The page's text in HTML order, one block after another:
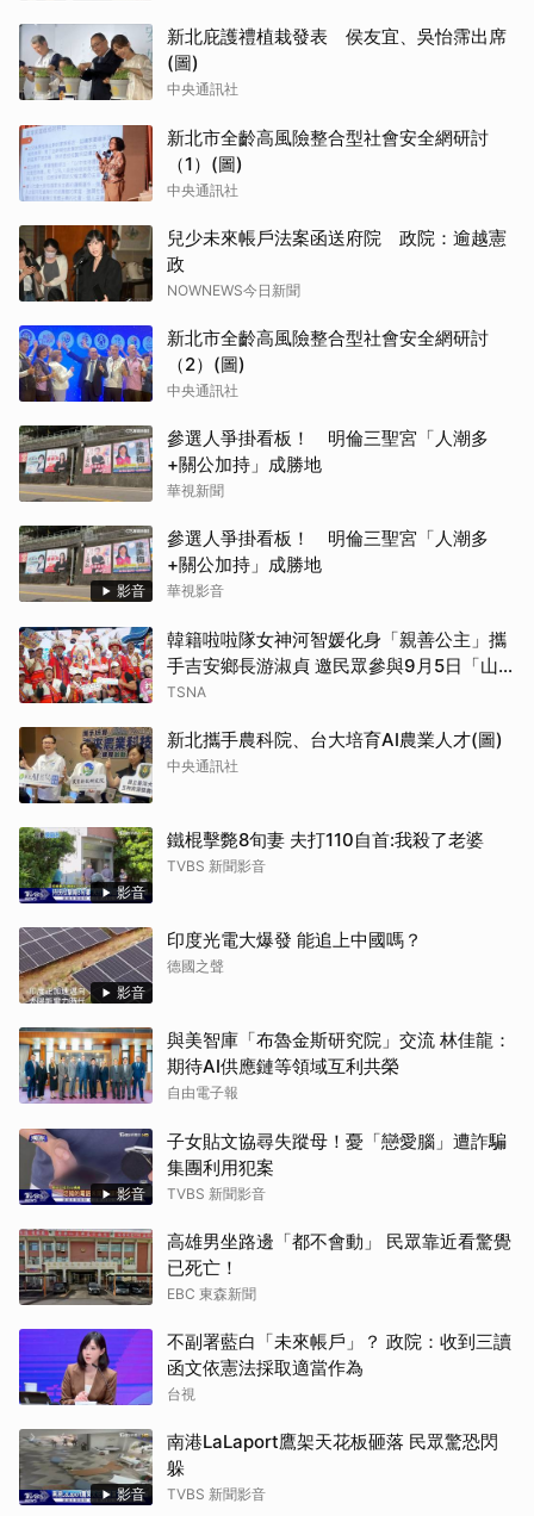
新北庇護禮植栽發表 侯友宜、吳怡霈出席
(圖)
中央通訊社
新北市全齡高風險整合型社會安全網研討
（1）(圖)
中央通訊社
兒少未來帳戶法案函送府院 政院：逾越憲
政
NOWNEWS今日新聞
新北市全齡高風險整合型社會安全網研討
（2）(圖)
中央通訊社
參選人爭掛看板！ 明倫三聖宮「人潮多
+關公加持」成勝地
華視新聞
影音
參選人爭掛看板！ 明倫三聖宮「人潮多
+關公加持」成勝地
華視影音
韓籍啦啦隊女神河智媛化身「親善公主」攜
手吉安鄉長游淑貞 邀民眾參與9月5日「山
海共鳴‧族音流轉」原住民族聯合豐年節
TSNA
新北攜手農科院、台大培育AI農業人才(圖)
中央通訊社
影音
鐵棍擊斃8旬妻 夫打110自首:我殺了老婆
TVBS 新聞影音
影音
印度光電大爆發 能追上中國嗎？
德國之聲
與美智庫「布魯金斯研究院」交流 林佳龍：
期待AI供應鏈等領域互利共榮
自由電子報
影音
子女貼文協尋失蹤母！憂「戀愛腦」遭詐騙
集團利用犯案
TVBS 新聞影音
高雄男坐路邊「都不會動」 民眾靠近看驚覺
已死亡！
EBC 東森新聞
不副署藍白「未來帳戶」？ 政院：收到三讀
函文依憲法採取適當作為
台視
影音
南港LaLaport鷹架天花板砸落 民眾驚恐閃
躲
TVBS 新聞影音